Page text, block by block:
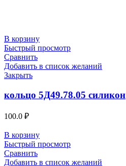
В корзину
Быстрый просмотр
Сравнить
Добавить в список желаний
Закрыть
кольцо 5Д49.78.05 силикон
100.0 ₽
В корзину
Быстрый просмотр
Сравнить
Добавить в список желаний